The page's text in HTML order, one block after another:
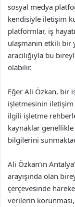
sosyal medya
kendisiyle iletişim
platformlar, iş
ulaşmanın etkili bir
aracılığıyla bu
olabilir.
Eğer Ali Özkan, bir
işletmesinin
ilgili işletme
kaynaklar
bilgilerini
Ali Özkan’ın
arayışında olan
çerçevesinde
verilerin